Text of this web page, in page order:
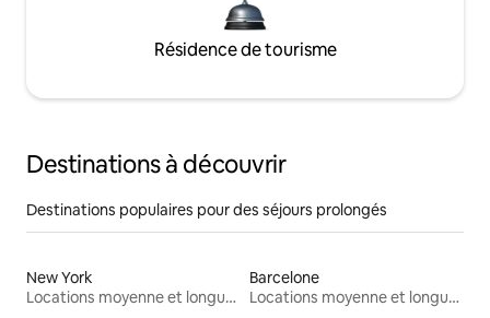
Résidence de tourisme
Destinations à découvrir
Destinations populaires pour des séjours prolongés
New York
Locations moyenne et longue durée
Barcelone
Locations moyenne et longue durée